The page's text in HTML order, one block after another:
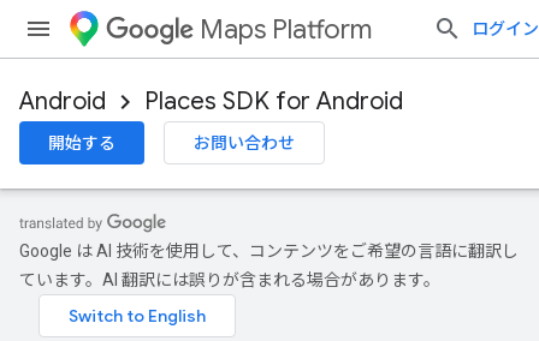
Maps Platform ログイン
Android Places SDK for Android
開始する お問い合わせ
Google は AI 技術を使用して、コンテンツをご希望の言語に翻訳し
ています。AI 翻訳には誤りが含まれる場合があります。